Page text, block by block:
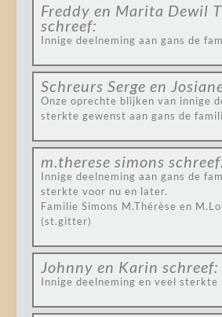
Freddy en Marita Dewil
schreef:
Innige deelneming aan gans de
Schreurs Serge en
Onze oprechte blijken van innige
sterkte gewenst aan gans de
m.therese simons
Innige deelneming aan gans de
sterkte voor nu en later.
Familie Simons M.Thérèse en
(st.gitter)
Johnny en Karin schreef:
Innige deelneming en veel sterkte